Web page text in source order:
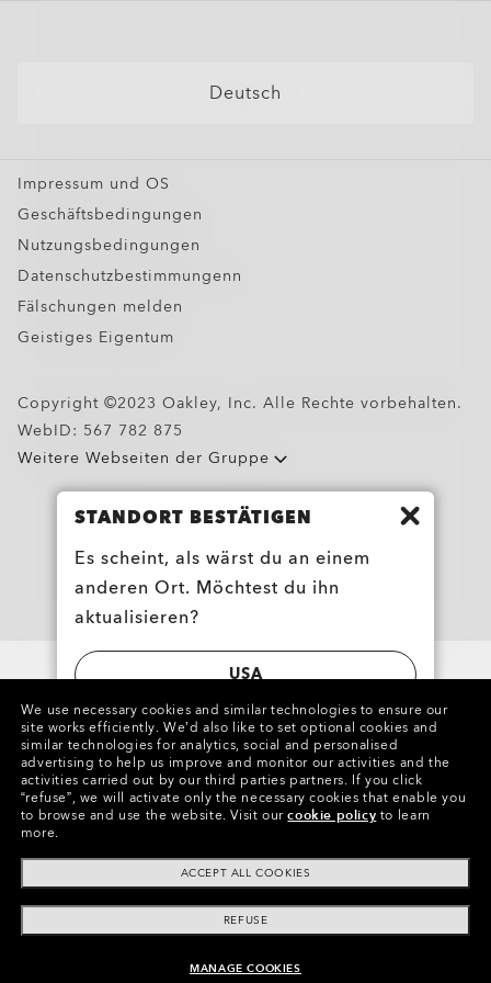
ZUM WARENKORB HINZUFÜGEN
CHF 94.00
Deutsch
Impressum und OS
Geschäftsbedingungen
Nutzungsbedingungen
Datenschutzbestimmungenn
Fälschungen melden
Geistiges Eigentum
Copyright ©2023 Oakley, Inc. Alle Rechte vorbehalten.
WebID: 567 782 875
Weitere Webseiten der Gruppe
STANDORT BESTÄTIGEN
Es scheint, als wärst du an einem
anderen Ort. Möchtest du ihn
aktualisieren?
USA
SWITZERLAND | SCHWEIZ | SUISSE |
SVIZZERA
We use necessary cookies and similar technologies to ensure our
site works efficiently. We’d also like to set optional cookies and
similar technologies for analytics, social and personalised
advertising to help us improve and monitor our activities and the
activities carried out by our third parties partners. If you click
“refuse”, we will activate only the necessary cookies that enable you
to browse and use the website. Visit ourcookie policy to learn
more.
ACCEPT ALL COOKIES
REFUSE
MANAGE COOKIES